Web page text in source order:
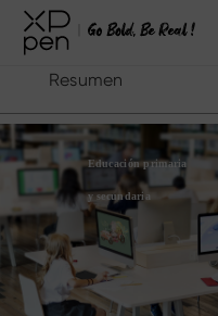
Resumen
Educación primaria
y secundaria